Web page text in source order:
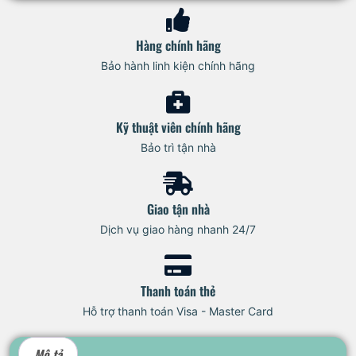
Hàng chính hãng
Bảo hành linh kiện chính hãng
Kỹ thuật viên chính hãng
Bảo trì tận nhà
Giao tận nhà
Dịch vụ giao hàng nhanh 24/7
Thanh toán thẻ
Hỗ trợ thanh toán Visa - Master Card